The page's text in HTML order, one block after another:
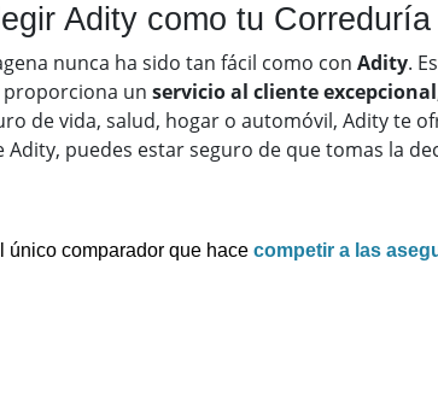
Adity como tu
nunca ha sido tan fácil como con Adity.
un servicio al cliente excepcional
de vida, salud, hogar o automóvil, Adity te
Adity, puedes estar seguro de que tomas la
único comparador que hace competir a las